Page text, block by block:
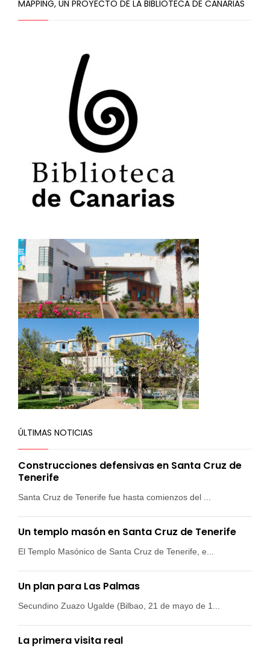
MAPPING, UN PROYECTO DE LA BIBLIOTECA DE CANARIAS
ÚLTIMAS NOTICIAS
Construcciones defensivas en Santa Cruz de
Tenerife
Santa Cruz de Tenerife fue hasta comienzos del ...
Un templo masón en Santa Cruz de Tenerife
El Templo Masónico de Santa Cruz de Tenerife, e...
Un plan para Las Palmas
Secundino Zuazo Ugalde (Bilbao, 21 de mayo de 1...
La primera visita real